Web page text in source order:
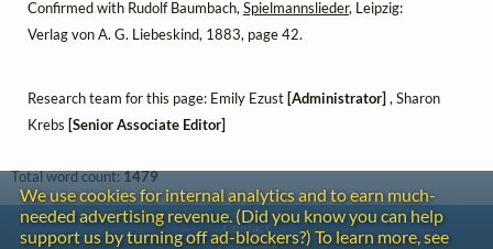
Confirmed with Rudolf Baumbach, Spielmannslieder, Leipzig:
Verlag von A. G. Liebeskind, 1883, page 42.
Research team for this page: Emily Ezust [Administrator] , Sharon
Krebs [Senior Associate Editor]
Total word count:1479
We use cookies for internal analytics and to earn much-
needed advertising revenue. (Did you know you can help
support us by turning off ad-blockers?) To learn more, see
Contact